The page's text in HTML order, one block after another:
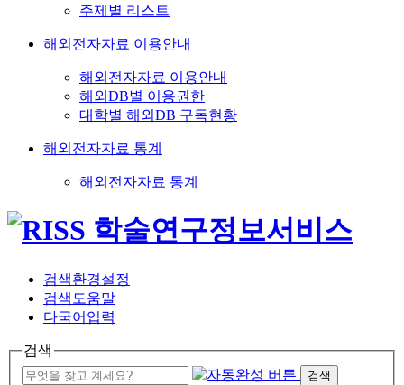
주제별 리스트
해외전자자료 이용안내
해외전자자료 이용안내
해외DB별 이용권한
대학별 해외DB 구독현황
해외전자자료 통계
해외전자자료 통계
검색환경설정
검색도움말
다국어입력
검색
검색